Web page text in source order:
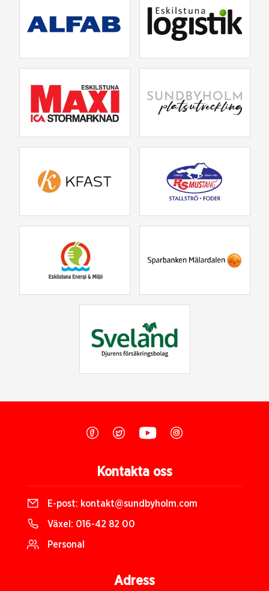
Kontakta oss
E-post: kontakt@sundbyholm.com
Växel: 016-42 82 00
Personal
Adress